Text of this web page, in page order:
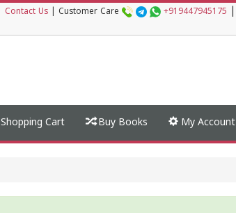
Contact Us Customer Care +919447945175
Shopping Cart Buy Books My Account